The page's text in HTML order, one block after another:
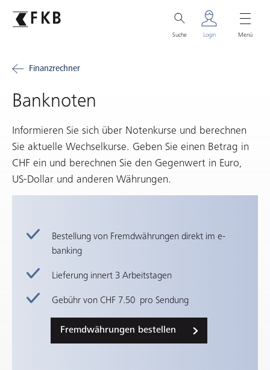
Suche Login Menü
Finanzrechner
Banknoten
Informieren Sie sich über Notenkurse und berechnen
Sie aktuelle Wechselkurse. Geben Sie einen Betrag in
CHF ein und berechnen Sie den Gegenwert in Euro,
US-Dollar und anderen Währungen.
Bestellung von Fremdwährungen direkt im e-
banking
Lieferung innert 3 Arbeitstagen
Gebühr von CHF 7.50 pro Sendung
Fremdwährungen bestellen